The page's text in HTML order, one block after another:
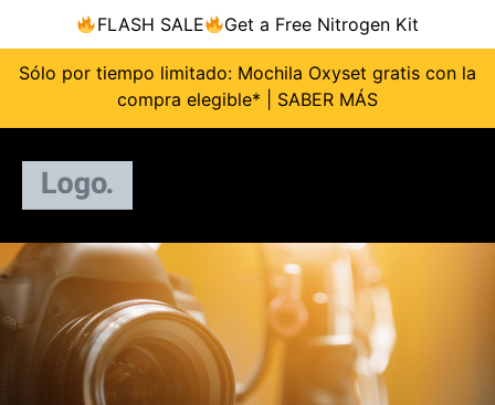
FLASH SALE Get a Free Nitrogen Kit
Sólo por tiempo limitado: Mochila Oxyset gratis con la
compra elegible* | SABER MÁS